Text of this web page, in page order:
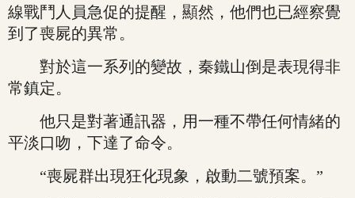
線戰鬥人員急促的提醒，顯然，他們也已經察覺
到了喪屍的異常。
對於這一系列的變故，秦鐵山倒是表現得非
常鎮定。
他只是對著通訊器，用一種不帶任何情緒的
平淡口吻，下達了命令。
“喪屍群出現狂化現象，啟動二號預案。”